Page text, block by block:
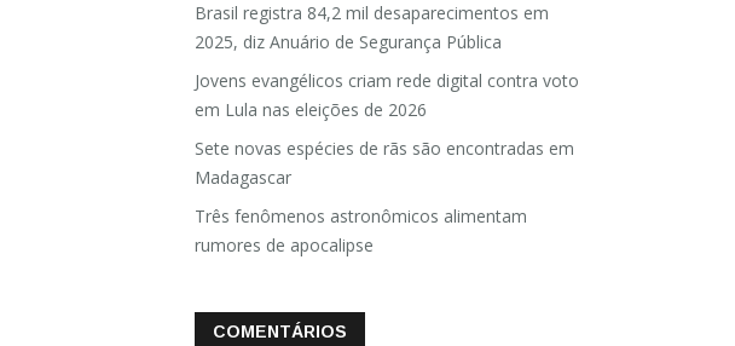
Brasil registra 84,2 mil desaparecimentos em
2025, diz Anuário de Segurança Pública
Jovens evangélicos criam rede digital contra voto
em Lula nas eleições de 2026
Sete novas espécies de rãs são encontradas em
Madagascar
Três fenômenos astronômicos alimentam
rumores de apocalipse
COMENTÁRIOS